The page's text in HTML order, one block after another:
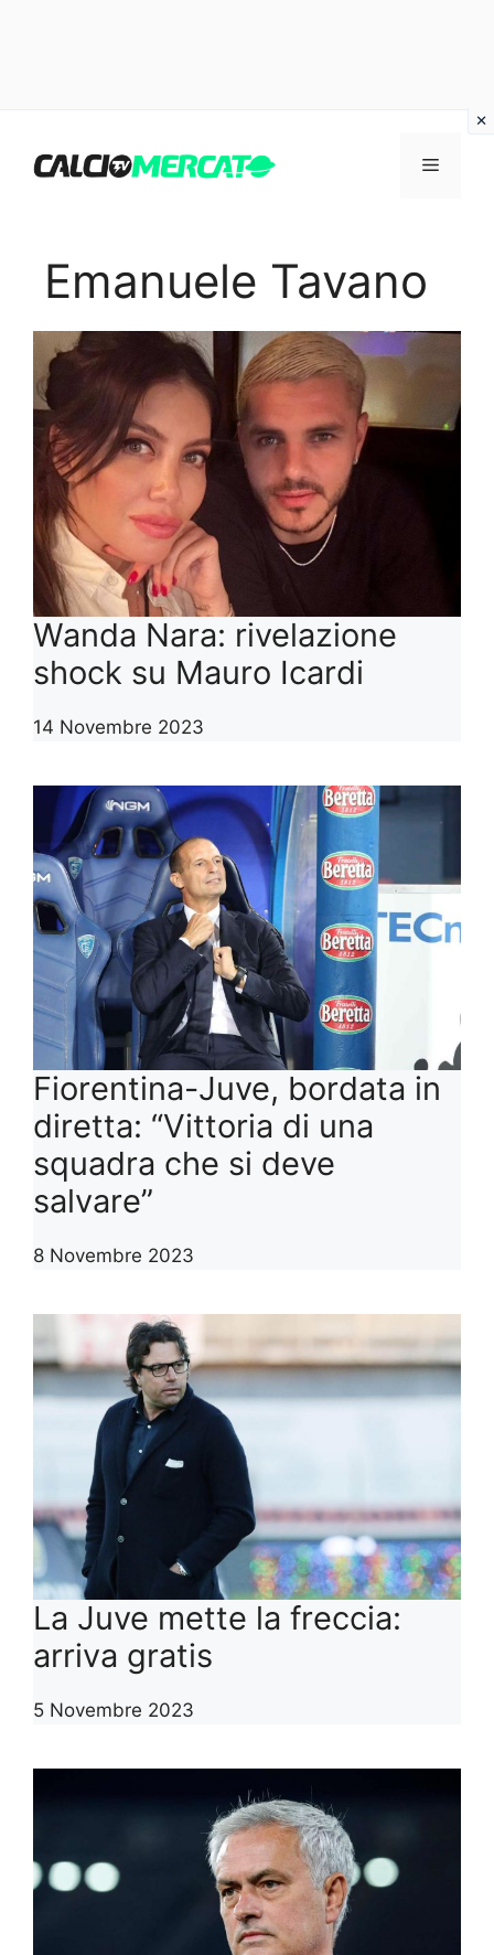
contenuto
Menu
Emanuele Tavano
Wanda Nara: rivelazione
shock su Mauro Icardi
14 Novembre 2023
Fiorentina-Juve, bordata in
diretta: “Vittoria di una
squadra che si deve
salvare”
8 Novembre 2023
La Juve mette la freccia:
arriva gratis
5 Novembre 2023